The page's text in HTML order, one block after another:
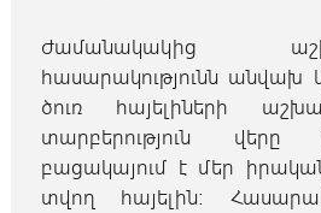
Ժամանակակից
հասարակությունն անվախ
ծուռ հայելիների
տարբերություն
բացակայում է մեր
տվող հայելին։